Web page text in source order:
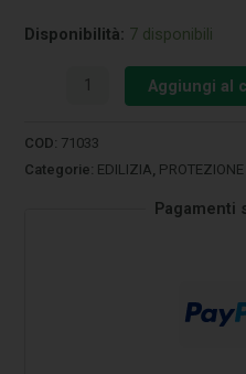
Disponibilità: 7 disponibili
Aggiungi al
COD: 71033
Categorie: EDILIZIA
Pagamenti